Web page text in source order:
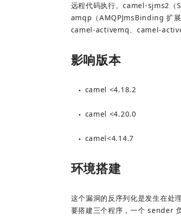
远程代码执行。camel-sjms2
amqp（AMQPJmsBinding 扩
camel-activemq、camel-
影响版本
● camel <4.18.2
● camel <4.20.0
● camel<4.14.7
环境搭建
这个漏洞的反序列化是发生在
要搭建三个程序，一个 sender